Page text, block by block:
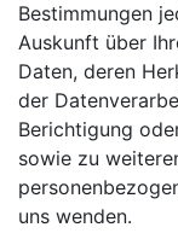
Bestimmungen
Auskunft über
Daten, deren
der
Berichtigung
sowie zu
uns wenden.